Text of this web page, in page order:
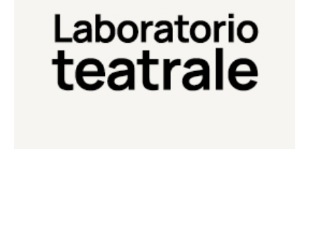
Laboratorio Teatrale
Laboratorio di teatro del Teatro Eduardo de Filippo
Continua